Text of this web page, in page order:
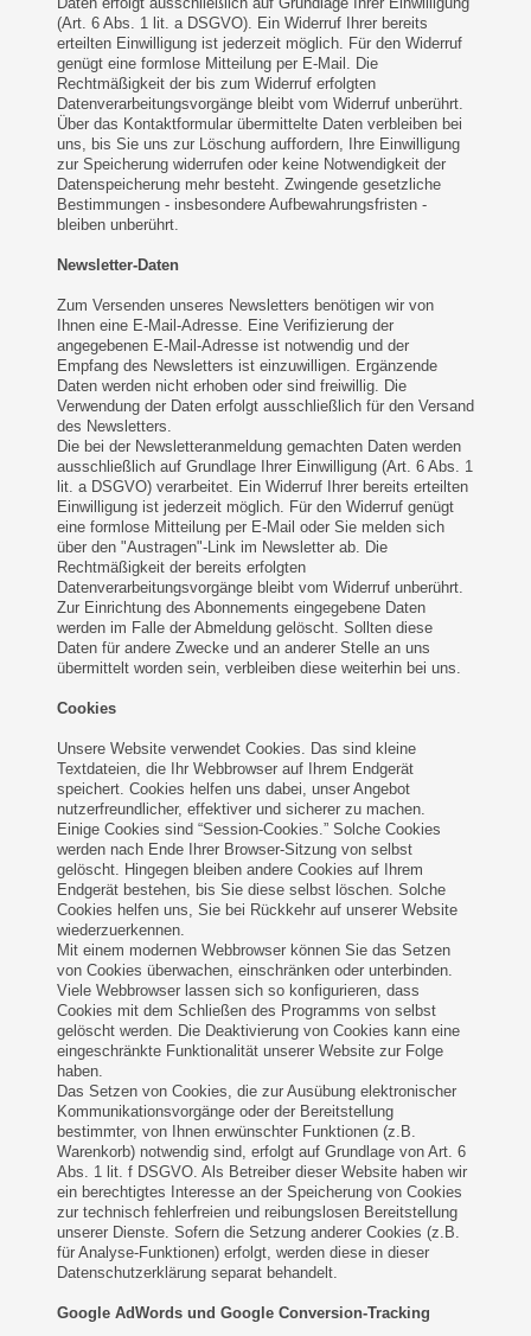
(Art. 6 Abs. 1 lit. a DSGVO). Ein Widerruf Ihrer bereits
erteilten Einwilligung ist jederzeit möglich. Für den Widerruf
genügt eine formlose Mitteilung per E-Mail. Die
Rechtmäßigkeit der bis zum Widerruf erfolgten
Datenverarbeitungsvorgänge bleibt vom Widerruf unberührt.
Über das Kontaktformular übermittelte Daten verbleiben bei
uns, bis Sie uns zur Löschung auffordern, Ihre Einwilligung
zur Speicherung widerrufen oder keine Notwendigkeit der
Datenspeicherung mehr besteht. Zwingende gesetzliche
Bestimmungen - insbesondere Aufbewahrungsfristen -
bleiben unberührt.
Newsletter-Daten
Zum Versenden unseres Newsletters benötigen wir von
Ihnen eine E-Mail-Adresse. Eine Verifizierung der
angegebenen E-Mail-Adresse ist notwendig und der
Empfang des Newsletters ist einzuwilligen. Ergänzende
Daten werden nicht erhoben oder sind freiwillig. Die
Verwendung der Daten erfolgt ausschließlich für den Versand
des Newsletters.
Die bei der Newsletteranmeldung gemachten Daten werden
ausschließlich auf Grundlage Ihrer Einwilligung (Art. 6 Abs. 1
lit. a DSGVO) verarbeitet. Ein Widerruf Ihrer bereits erteilten
Einwilligung ist jederzeit möglich. Für den Widerruf genügt
eine formlose Mitteilung per E-Mail oder Sie melden sich
über den "Austragen"-Link im Newsletter ab. Die
Rechtmäßigkeit der bereits erfolgten
Datenverarbeitungsvorgänge bleibt vom Widerruf unberührt.
Zur Einrichtung des Abonnements eingegebene Daten
werden im Falle der Abmeldung gelöscht. Sollten diese
Daten für andere Zwecke und an anderer Stelle an uns
übermittelt worden sein, verbleiben diese weiterhin bei uns.
Cookies
Unsere Website verwendet Cookies. Das sind kleine
Textdateien, die Ihr Webbrowser auf Ihrem Endgerät
speichert. Cookies helfen uns dabei, unser Angebot
nutzerfreundlicher, effektiver und sicherer zu machen.
Einige Cookies sind “Session-Cookies.” Solche Cookies
werden nach Ende Ihrer Browser-Sitzung von selbst
gelöscht. Hingegen bleiben andere Cookies auf Ihrem
Endgerät bestehen, bis Sie diese selbst löschen. Solche
Cookies helfen uns, Sie bei Rückkehr auf unserer Website
wiederzuerkennen.
Mit einem modernen Webbrowser können Sie das Setzen
von Cookies überwachen, einschränken oder unterbinden.
Viele Webbrowser lassen sich so konfigurieren, dass
Cookies mit dem Schließen des Programms von selbst
gelöscht werden. Die Deaktivierung von Cookies kann eine
eingeschränkte Funktionalität unserer Website zur Folge
haben.
Das Setzen von Cookies, die zur Ausübung elektronischer
Kommunikationsvorgänge oder der Bereitstellung
bestimmter, von Ihnen erwünschter Funktionen (z.B.
Warenkorb) notwendig sind, erfolgt auf Grundlage von Art. 6
Abs. 1 lit. f DSGVO. Als Betreiber dieser Website haben wir
ein berechtigtes Interesse an der Speicherung von Cookies
zur technisch fehlerfreien und reibungslosen Bereitstellung
unserer Dienste. Sofern die Setzung anderer Cookies (z.B.
für Analyse-Funktionen) erfolgt, werden diese in dieser
Datenschutzerklärung separat behandelt.
Google AdWords und Google Conversion-Tracking